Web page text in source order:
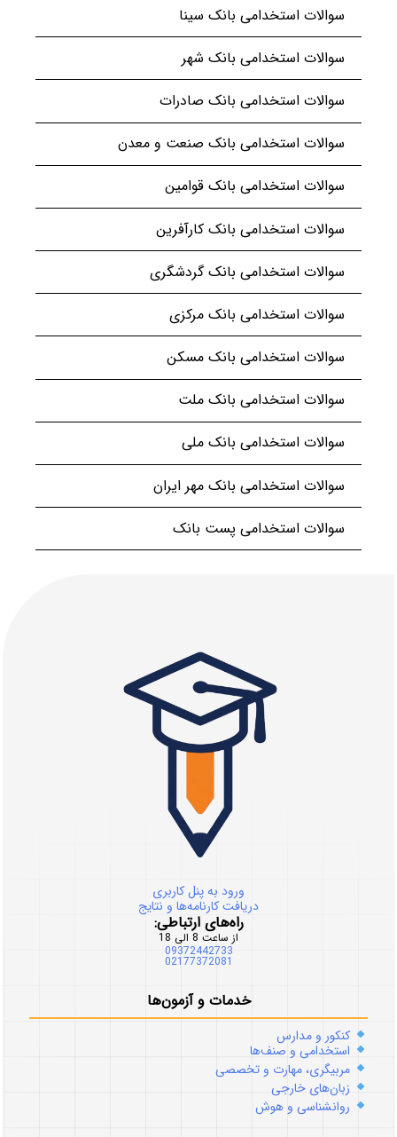
سوالات استخدامی بانک سینا
سوالات استخدامی بانک شهر
سوالات استخدامی بانک صادرات
سوالات استخدامی بانک صنعت و معدن
سوالات استخدامی بانک قوامین
سوالات استخدامی بانک کارآفرین
سوالات استخدامی بانک گردشگری
سوالات استخدامی بانک مرکزی
سوالات استخدامی بانک مسکن
سوالات استخدامی بانک ملت
سوالات استخدامی بانک ملی
سوالات استخدامی بانک مهر ایران
سوالات استخدامی پست بانک
ورود به پنل کاربری
دریافت کارنامه‌ها و نتایج
راه‌های ارتباطی:
از ساعت 8 الی 18
09372442733
02177372081
خدمات و آزمون‌ها
کنکور و مدارس
استخدامی و صنف‌ها
مربیگری، مهارت و تخصصی
زبان‌های خارجی
روانشناسی و هوش